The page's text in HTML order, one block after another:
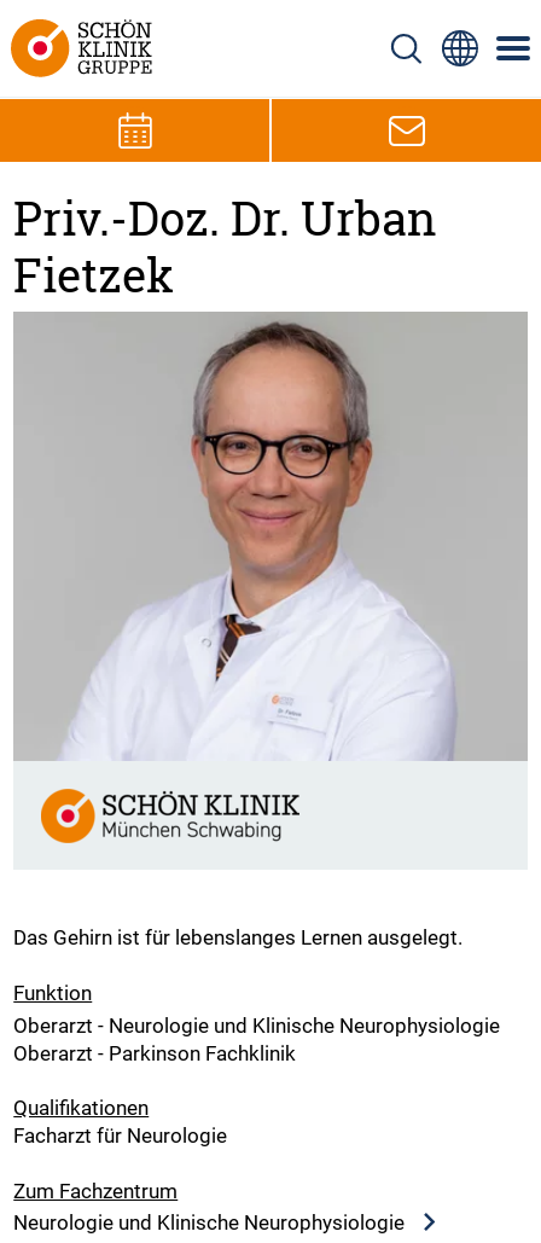
Priv.-Doz. Dr. Urban
Fietzek
Das Gehirn ist für lebenslanges Lernen ausgelegt.
Funktion
Oberarzt - Neurologie und Klinische Neurophysiologie
Oberarzt - Parkinson Fachklinik
Qualifikationen
Facharzt für Neurologie
Zum Fachzentrum
Neurologie und Klinische Neurophysiologie